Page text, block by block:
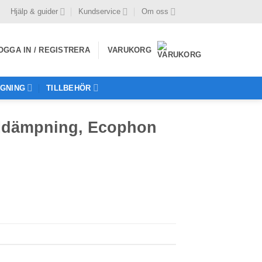
Hjälp & guider Kundservice Om oss
IN / REGISTRERA VARUKORG
TILLBEHÖR
Ecophon